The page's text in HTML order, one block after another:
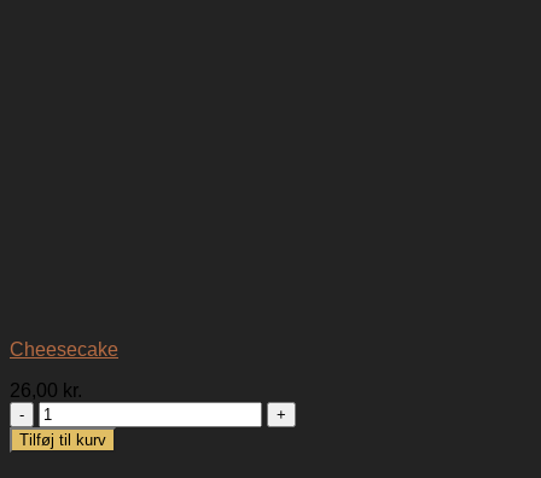
Cheesecake
26,00 kr.
Cheesecake
antal
Tilføj til kurv